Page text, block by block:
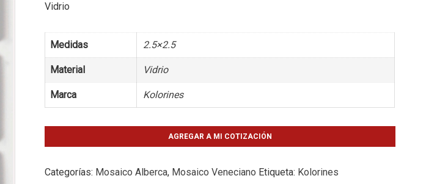
Vidrio
Medidas 2.5×2.5
Material Vidrio
Marca Kolorines
AGREGAR A MI COTIZACIÓN
Categorías: Mosaico Alberca, Mosaico Veneciano Etiqueta: Kolorines